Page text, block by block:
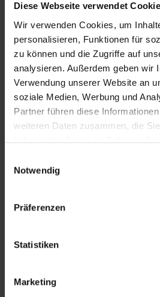
Diese Webseite verwendet
Wir verwenden Cookies, um
personalisieren, Funktionen für
zu können und die Zugriffe auf
analysieren. Außerdem geben wir
Verwendung unserer Website an
soziale Medien, Werbung und
Partner führen diese
weiteren Daten zusammen, die
haben oder die sie im Rahmen
Notwendig
Präferenzen
Statistiken
Marketing
Jetzt bestellen und bis Dienstag,
Lieferung erhalten!
Deutschland 4 Werktage, EU
Werktage, Schweiz plus 2-3
Formatauswählen
85cm x 200cm
85cm x
85cm x 250cm
100cm x
100cm x 200cm
100cm x
200cm x 225cm
Produkt Anzahl: Gib
Produktnummer: